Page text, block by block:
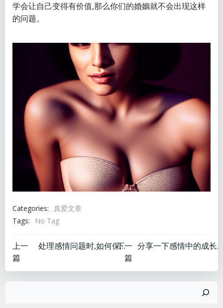
学会让自己变得有价值,那么你们的婚姻就不会出现这样
的问题。
Categories: 真爱文章
Tags:
No Tag
文
章
上一
篇
处理感情问题时,如何保持冷静
文
章
下一
篇
分享一下感情中的成长和收获